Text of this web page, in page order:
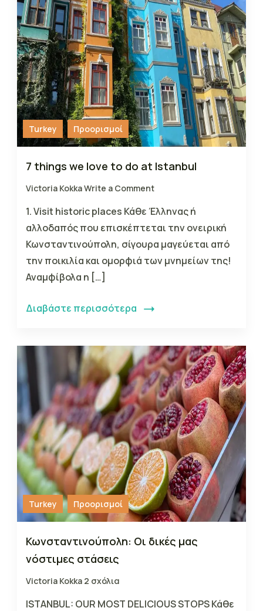
Turkey Προορισμοί
7 things we love to do at Istanbul
Victoria KokkaWrite a Comment
1. Visit historic places Κάθε Έλληνας ή
αλλοδαπός που επισκέπτεται την ονειρική
Κωνσταντινούπολη, σίγουρα μαγεύεται από
την ποικιλία και ομορφιά των μνημείων της!
Αναμφίβολα η […]
Διαβάστε περισσότερα
Turkey Προορισμοί
Κωνσταντινούπολη: Οι δικές μας
νόστιμες στάσεις
Victoria Kokka 2 σχόλια
ISTANBUL: OUR MOST DELICIOUS STOPS Κάθε